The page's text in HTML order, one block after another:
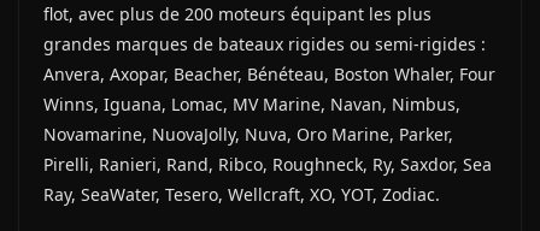
flot, avec plus de 200 moteurs équipant les plus
grandes marques de bateaux rigides ou semi-rigides :
Anvera, Axopar, Beacher, Bénéteau, Boston Whaler, Four
Winns, Iguana, Lomac, MV Marine, Navan, Nimbus,
Novamarine, NuovaJolly, Nuva, Oro Marine, Parker,
Pirelli, Ranieri, Rand, Ribco, Roughneck, Ry, Saxdor, Sea
Ray, SeaWater, Tesero, Wellcraft, XO, YOT, Zodiac.